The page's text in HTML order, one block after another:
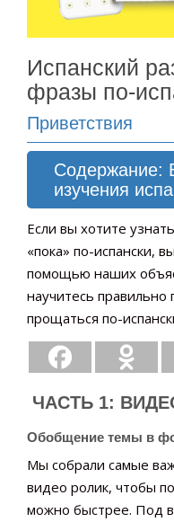
Испанский
фразы по-
Приветствия
Содержание:
изучения
Если вы хотите
«пока» по-испански,
помощью наших
научитесь правильно
прощаться по-
ЧАСТЬ 1:
Обобщение темы в
Мы собрали самые
видео ролик, чтобы
можно быстрее. Под